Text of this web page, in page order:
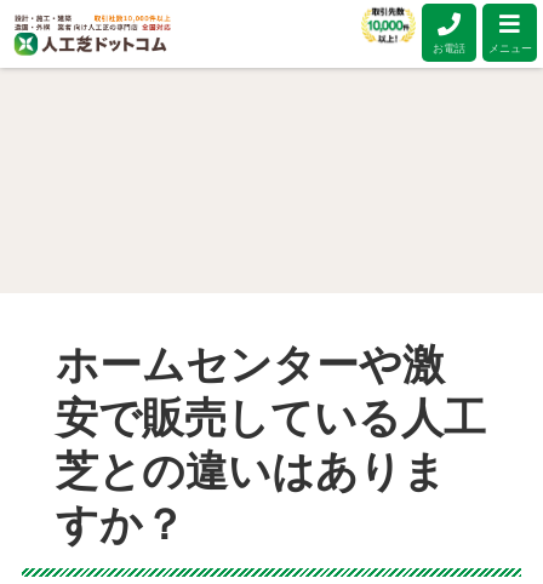
ホームセンターや激
安で販売している人工
芝との違いはありま
すか？
お電話 メニュー